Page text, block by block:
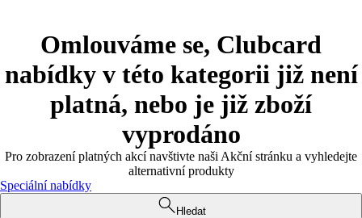
Omlouváme se, Clubcard
nabídky v této kategorii již není
platná, nebo je již zboží
vyprodáno
Pro zobrazení platných akcí navštivte naši Akční stránku a vyhledejte
alternativní produkty
Speciální nabídky
Hledat